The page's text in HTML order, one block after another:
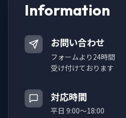
Information
お問い合わせ
フォームより24時間
受け付けております
対応時間
平日 9:00〜18:00